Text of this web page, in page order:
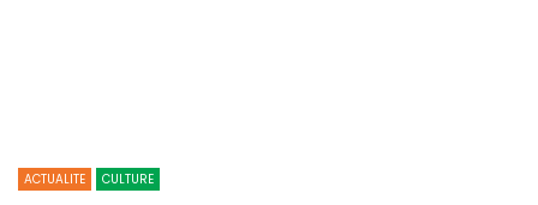
ACTUALITE CULTURE